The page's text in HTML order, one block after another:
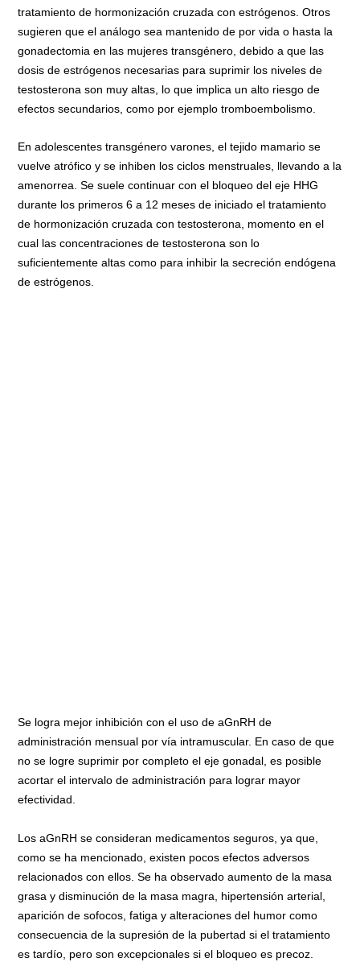
tratamiento de hormonización cruzada con estrógenos. Otros
sugieren que el análogo sea mantenido de por vida o hasta la
gonadectomia en las mujeres transgénero, debido a que las
dosis de estrógenos necesarias para suprimir los niveles de
testosterona son muy altas, lo que implica un alto riesgo de
efectos secundarios, como por ejemplo tromboembolismo.
En adolescentes transgénero varones, el tejido mamario se
vuelve atrófico y se inhiben los ciclos menstruales, llevando a la
amenorrea. Se suele continuar con el bloqueo del eje HHG
durante los primeros 6 a 12 meses de iniciado el tratamiento
de hormonización cruzada con testosterona, momento en el
cual las concentraciones de testosterona son lo
suficientemente altas como para inhibir la secreción endógena
de estrógenos.
Se logra mejor inhibición con el uso de aGnRH de
administración mensual por vía intramuscular. En caso de que
no se logre suprimir por completo el eje gonadal, es posible
acortar el intervalo de administración para lograr mayor
efectividad.
Los aGnRH se consideran medicamentos seguros, ya que,
como se ha mencionado, existen pocos efectos adversos
relacionados con ellos. Se ha observado aumento de la masa
grasa y disminución de la masa magra, hipertensión arterial,
aparición de sofocos, fatiga y alteraciones del humor como
consecuencia de la supresión de la pubertad si el tratamiento
es tardío, pero son excepcionales si el bloqueo es precoz.